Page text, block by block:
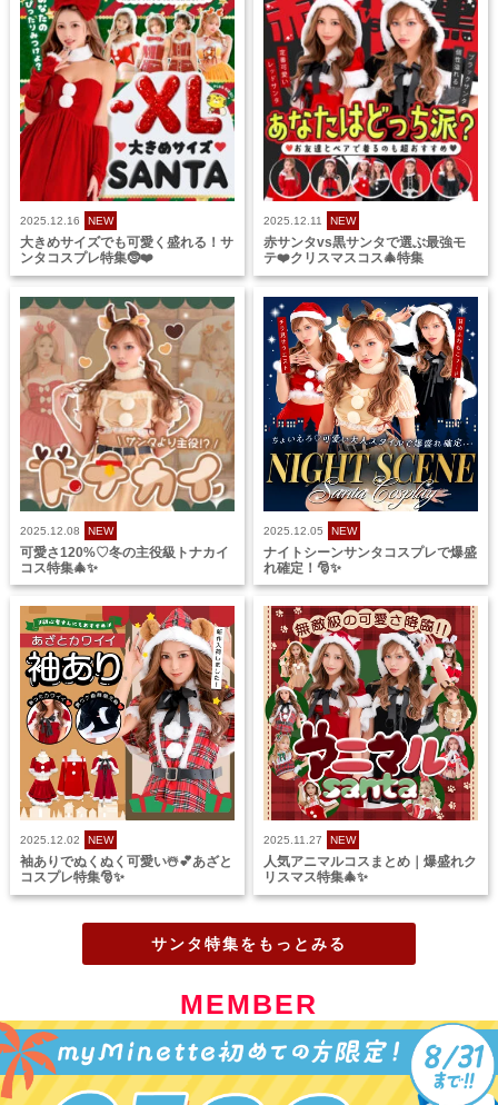
2025.12.16 NEW
大きめサイズでも可愛く盛れる！サ
ンタコスプレ特集🤶❤️
2025.12.11 NEW
赤サンタvs黒サンタで選ぶ最強モ
テ❤️クリスマスコス🎄特集
2025.12.08 NEW
可愛さ120%♡冬の主役級トナカイ
コス特集🎄✨
2025.12.05 NEW
ナイトシーンサンタコスプレで爆盛
れ確定！🎅✨
2025.12.02 NEW
袖ありでぬくぬく可愛い☃️💕あざと
コスプレ特集🎅✨
2025.11.27 NEW
人気アニマルコスまとめ｜爆盛れク
リスマス特集🎄✨
サンタ特集をもっとみる
MEMBER